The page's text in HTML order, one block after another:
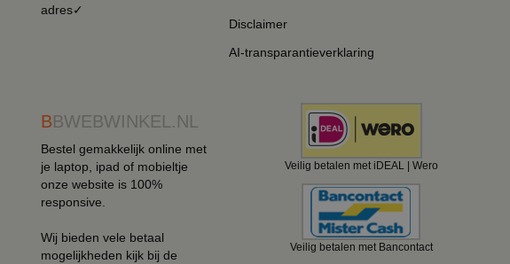
adres✓
Disclaimer
AI-transparantieverklaring
BBWEBWINKEL.NL
Bestel gemakkelijk online met
je laptop, ipad of mobieltje
onze website is 100%
responsive.
Wij bieden vele betaal
mogelijkheden kijk bij de
Veilig betalen met iDEAL | Wero
Veilig betalen met Bancontact